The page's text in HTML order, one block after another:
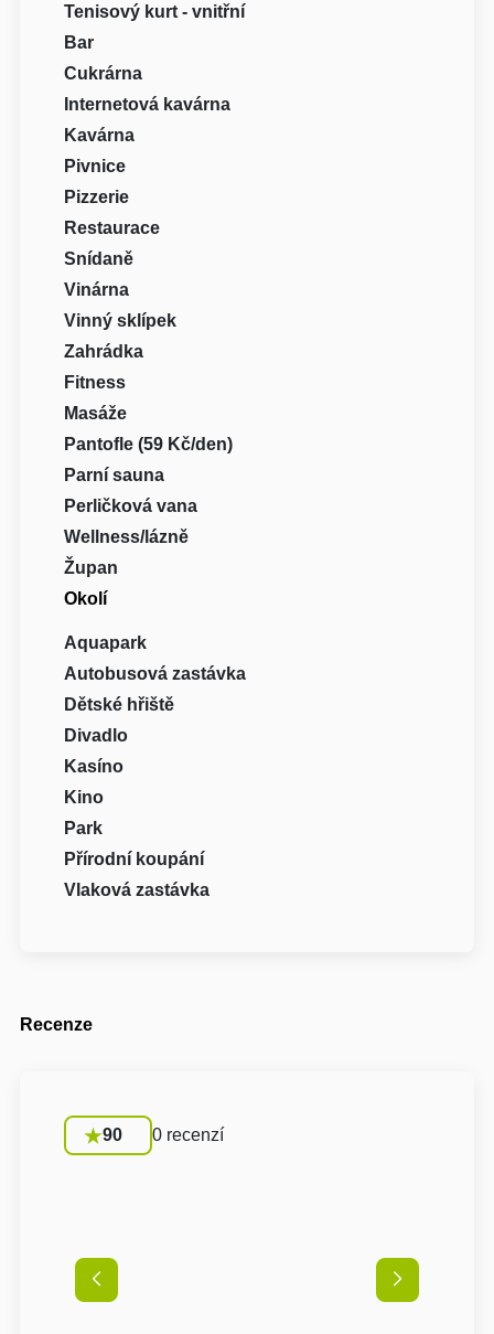
Tenisový kurt - vnitřní
Bar
Cukrárna
Internetová kavárna
Kavárna
Pivnice
Pizzerie
Restaurace
Snídaně
Vinárna
Vinný sklípek
Zahrádka
Fitness
Masáže
Pantofle (59 Kč/den)
Parní sauna
Perličková vana
Wellness/lázně
Župan
Okolí
Aquapark
Autobusová zastávka
Dětské hřiště
Divadlo
Kasíno
Kino
Park
Přírodní koupání
Vlaková zastávka
Recenze
90 0 recenzí